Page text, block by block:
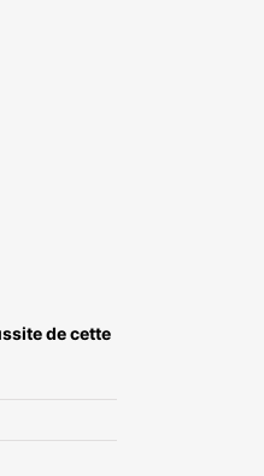
de cette